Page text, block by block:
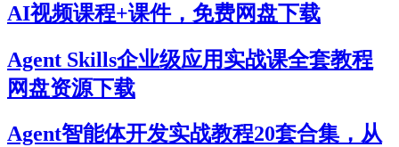
AI视频课程+课件，免费网盘下载
Agent Skills企业级应用实战课全套教程
网盘资源下载
Agent智能体开发实战教程20套合集，从